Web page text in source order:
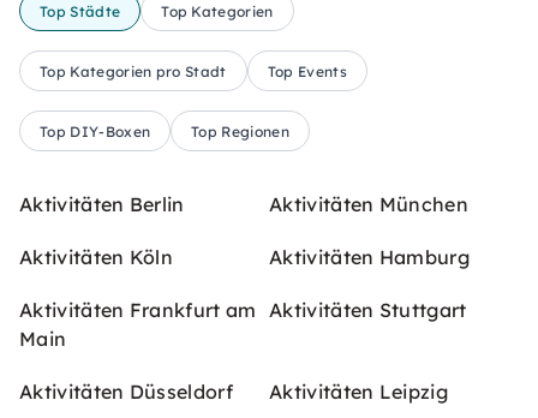
Top Städte Top Kategorien
Top Kategorien pro Stadt Top Events
Top DIY-Boxen Top Regionen
Aktivitäten Berlin Aktivitäten München
Aktivitäten Köln Aktivitäten Hamburg
Aktivitäten Frankfurt am
Main
Aktivitäten Stuttgart
Aktivitäten Düsseldorf Aktivitäten Leipzig